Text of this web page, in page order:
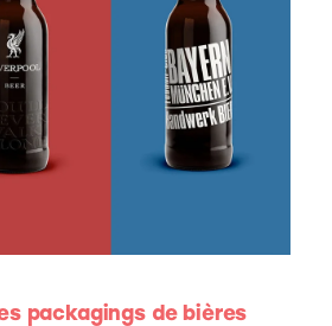
packagings de bières